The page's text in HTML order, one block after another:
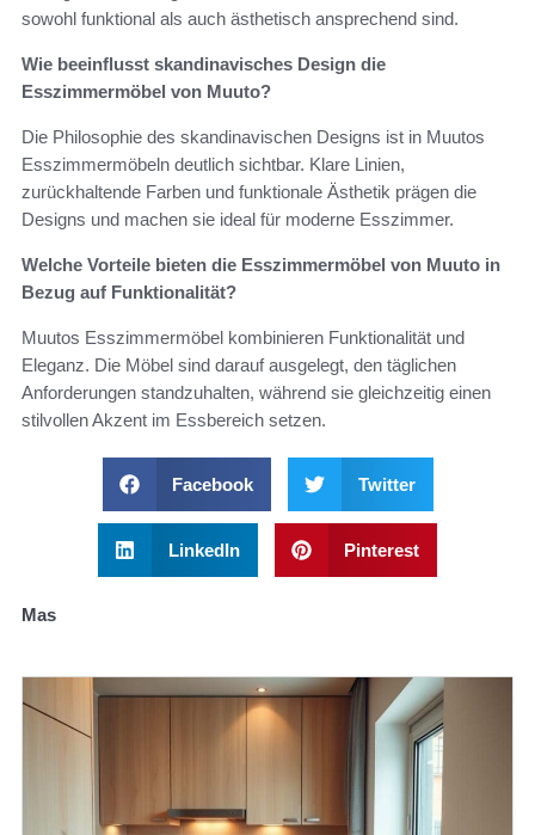
sowohl funktional als auch ästhetisch ansprechend sind.
Wie beeinflusst skandinavisches Design die
Esszimmermöbel von Muuto?
Die Philosophie des skandinavischen Designs ist in Muutos
Esszimmermöbeln deutlich sichtbar. Klare Linien,
zurückhaltende Farben und funktionale Ästhetik prägen die
Designs und machen sie ideal für moderne Esszimmer.
Welche Vorteile bieten die Esszimmermöbel von Muuto in
Bezug auf Funktionalität?
Muutos Esszimmermöbel kombinieren Funktionalität und
Eleganz. Die Möbel sind darauf ausgelegt, den täglichen
Anforderungen standzuhalten, während sie gleichzeitig einen
stilvollen Akzent im Essbereich setzen.
Facebook Twitter
LinkedIn Pinterest
Mas